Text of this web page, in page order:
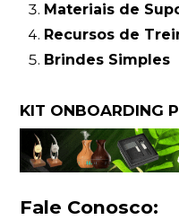
Materiais de
Recursos de
Brindes Simples
KIT ONBOARDING
Fale Conosco: